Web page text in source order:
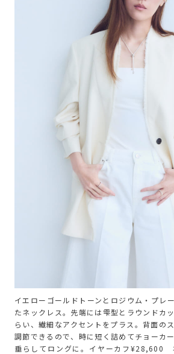
イエローゴールドトーンとロジウム・プレ
たネックレス。先端には雫型とラウンドカ
らい、繊細なアクセントをプラス。背面の
調節できるので、時に短く詰めてチョーカ
垂らしてロングに。イヤーカフ